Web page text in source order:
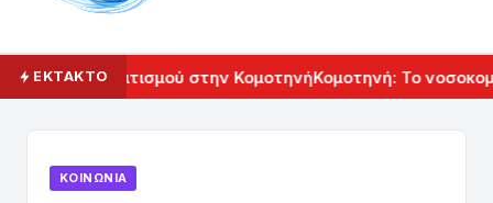
ΕΚΤΑΚΤΟΠολιτισμού στην ΚομοτηνήΚομοτηνή: Το
ΚΟΙΝΩΝΊΑ